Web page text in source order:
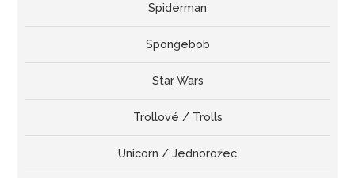
Spiderman
Spongebob
Star Wars
Trollové / Trolls
Unicorn / Jednorožec